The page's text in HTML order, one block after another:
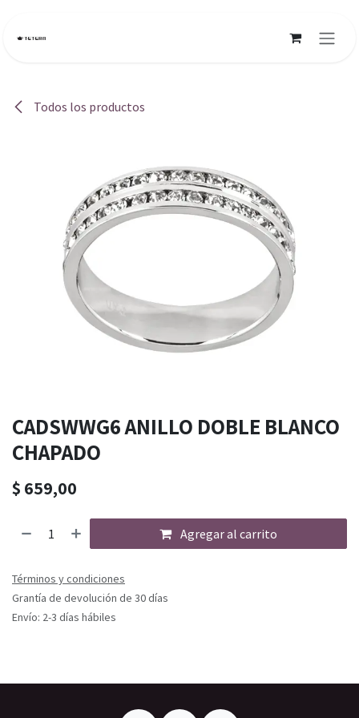
Todos los productos
CADSWWG6 ANILLO DOBLE BLANCO
CHAPADO
$ 659,00
Agregar al carrito
Términos y condiciones
Grantía de devolución de 30 días
Envío: 2-3 días hábiles